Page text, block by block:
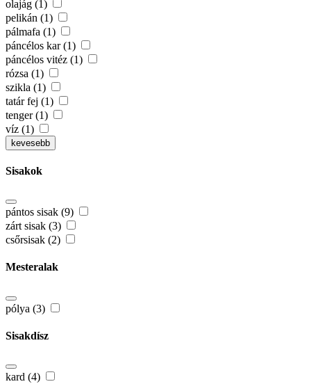
olajág (1)
pelikán (1)
pálmafa (1)
páncélos kar (1)
páncélos vitéz (1)
rózsa (1)
szikla (1)
tatár fej (1)
tenger (1)
víz (1)
kevesebb
Sisakok
pántos sisak (9)
zárt sisak (3)
csőrsisak (2)
Mesteralak
pólya (3)
Sisakdísz
kard (4)